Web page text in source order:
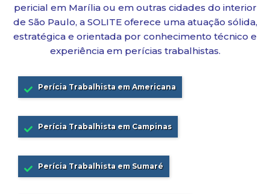
pericial em Marília ou em outras cidades do interior
de São Paulo, a SOLITE oferece uma atuação sólida,
estratégica e orientada por conhecimento técnico e
experiência em perícias trabalhistas.
Perícia Trabalhista em Americana
Perícia Trabalhista em Campinas
Perícia Trabalhista em Sumaré